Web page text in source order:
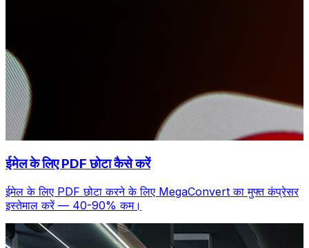
ईमेल के लिए PDF छोटा कैसे करें
ईमेल के लिए PDF छोटा करने के लिए MegaConvert का मुफ्त कंप्रेसर
इस्तेमाल करें — 40-90% कम।